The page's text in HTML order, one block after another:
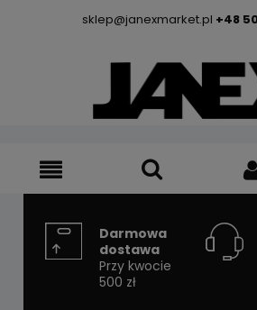
sklep@janexmarket.pl +48
Darmowa
dostawa
Przy kwocie
500 zł